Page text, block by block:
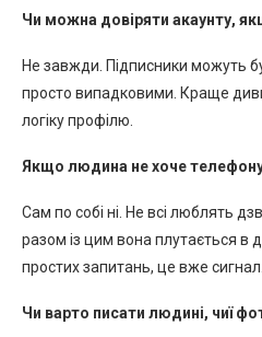
Чи можна довіряти акаунту,
Не завжди. Підписники можуть
просто випадковими. Краще
логіку профілю.
Якщо людина не хоче
Сам по собі ні. Не всі люблять
разом із цим вона плутається в
простих запитань, це вже сигнал.
Чи варто писати людині, чиї